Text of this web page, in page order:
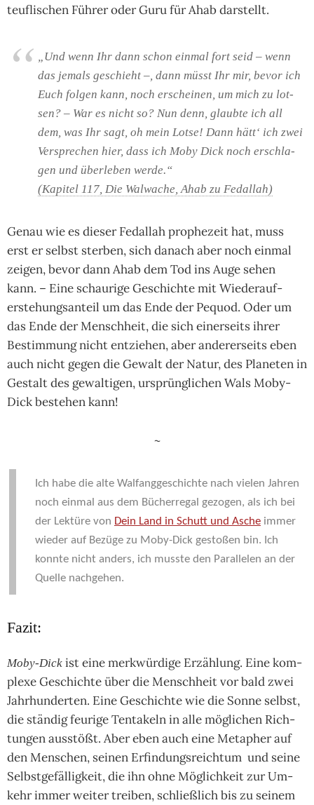
teuf­li­schen Füh­rer oder Guru für Ahab dar­stellt.
„Und wenn Ihr dann schon ein­mal fort seid – wenn
das jemals geschieht –, dann müsst Ihr mir, bevor ich
Euch fol­gen kann, noch erschei­nen, um mich zu lot­
sen? – War es nicht so? Nun denn, glaubte ich all
dem, was Ihr sagt, oh mein Lotse! Dann hätt‘ ich zwei
Ver­spre­chen hier, dass ich Moby Dick noch erschla­
gen und über­le­ben werde.“
(Kapitel 117, Die Wal­wache, Ahab zu Fedal­lah)
Genau wie es die­ser Fedal­lah pro­phe­zeit hat, muss
erst er selbst ster­ben, sich danach aber noch ein­mal
zei­gen, bevor dann Ahab dem Tod ins Auge sehen
kann. – Eine schau­rige Ge­schich­te mit Wie­der­auf­
erste­hungs­an­teil um das Ende der Pequod. Oder um
das Ende der Mensch­heit, die sich einer­seits ihrer
Bestim­mung nicht ent­zie­hen, aber ande­rer­seits eben
auch nicht gegen die Gewalt der Natur, des Plane­ten in
Gestalt des gewal­ti­gen, ursprüng­li­chen Wals Moby-
Dick beste­hen kann!
~
Ich ha­be die al­te Wal­fang­ge­schich­te nach vie­len Jah­ren
noch ein­mal aus dem Bü­cher­re­gal ge­zo­gen, als ich bei
der Lek­tü­re von Dein Land in Schutt und Asche im­mer
wie­der auf Be­zü­ge zu Moby-Dick ge­sto­ßen bin. Ich
konn­te nicht an­ders, ich muss­te den Pa­ral­le­len an der
Quelle nach­ge­hen.
Fazit:
Moby-Dick ist eine merk­wür­dige Erzäh­lung. Eine kom­
plexe Ge­schich­te über die Mensch­heit vor bald zwei
Jahr­hun­der­ten. Eine Ge­schich­te wie die Sonne selbst,
die stän­dig feu­rige Ten­ta­keln in alle mög­li­chen Rich­
tun­gen aus­stößt. Aber eben auch eine Meta­pher auf
den Men­schen, sei­nen Erfin­dungs­reich­tum und seine
Selbst­gefäl­lig­keit, die ihn ohne Mög­lich­keit zur Um­
kehr immer wei­ter trei­ben, schließ­lich bis zu sei­nem